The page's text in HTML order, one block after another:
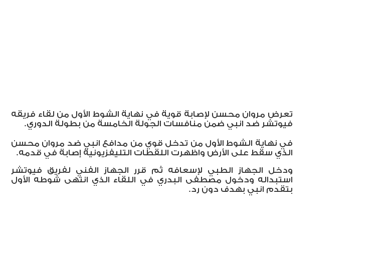
تعرض مروان محسن لإصابة قوية في نهاية الشوط الأول من لقاء فريقه
فيوتشر ضد انبي ضمن منافسات الجولة الخامسة من بطولة الدوري.
في نهاية الشوط الأول من تدخل قوي من مدافع انبي ضد مروان محسن
الذي سقط على الأرض واظهرت اللقطات التليفزيونية إصابة في قدمه.
ودخل الجهاز الطبي لإسعافه ثم قرر الجهاز الفني لفريق فيوتشر
استبداله ودخول مصطفى البدري في اللقاء الذي انتهى شوطه الأول
بتقدم انبي بهدف دون رد.